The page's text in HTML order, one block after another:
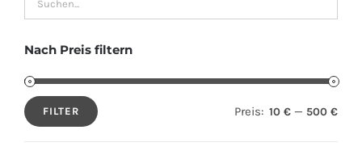
Nach Preis filtern
Min.
Max.
FILTER Preis: 10 € — 500 €